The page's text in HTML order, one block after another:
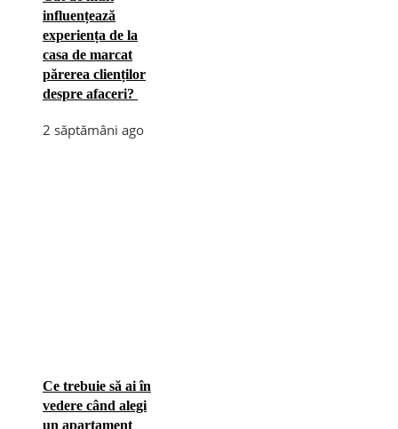
influențează
experiența de la
casa de marcat
părerea clienților
despre afaceri?
2 săptămâni ago
Ce trebuie să ai în
vedere când alegi
un apartament